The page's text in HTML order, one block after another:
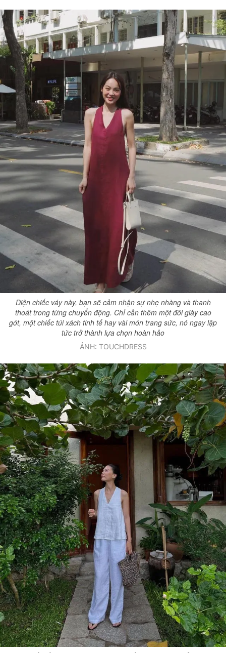
Diện chiếc váy này, bạn sẽ cảm nhận sự nhẹ nhàng và thanh
thoát trong từng chuyển động. Chỉ cần thêm một đôi giày cao
gót, một chiếc túi xách tinh tế hay vài món trang sức, nó ngay lập
tức trở thành lựa chọn hoàn hảo
ẢNH: TOUCHDRESS